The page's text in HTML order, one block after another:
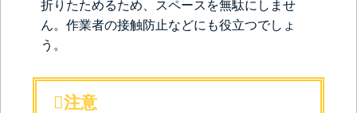
折りたためるため、スペースを無駄にしませ
ん。作業者の接触防止などにも役立つでしょ
う。
注意